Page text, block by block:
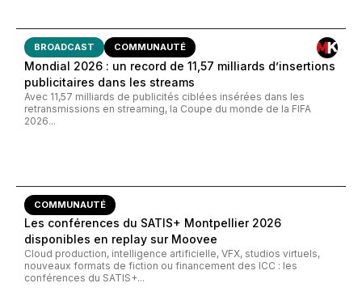
BROADCAST COMMUNAUTÉ
Mondial 2026 : un record de 11,57 milliards d’insertions
publicitaires dans les streams
Avec 11,57 milliards de publicités ciblées insérées dans les
retransmissions en streaming, la Coupe du monde de la FIFA
2026...
COMMUNAUTÉ
Les conférences du SATIS+ Montpellier 2026
disponibles en replay sur Moovee
Cloud production, intelligence artificielle, VFX, studios virtuels,
nouveaux formats de fiction ou financement des ICC : les
conférences du SATIS+...